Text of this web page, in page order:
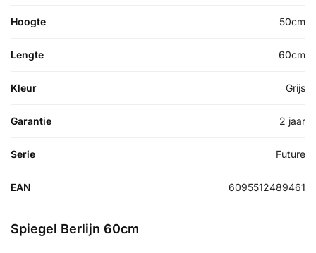
Hoogte 50cm
Lengte 60cm
Kleur Grijs
Garantie 2 jaar
Serie Future
EAN 6095512489461
Spiegel Berlijn 60cm